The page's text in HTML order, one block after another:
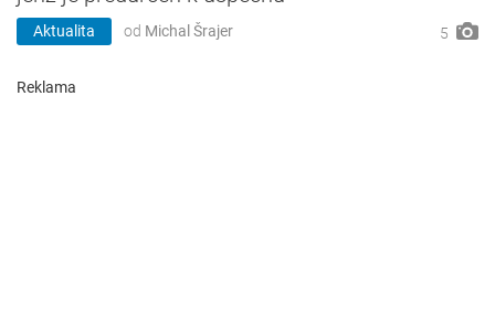
Aktualita od Michal Šrajer 5
Reklama